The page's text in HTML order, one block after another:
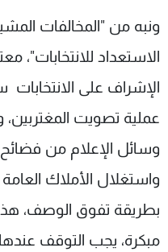
ونبه من "المخالفات
الاستعداد للانتخابات"،
الإشراف على الانتخابات
عملية تصويت
وسائل الإعلام من
واستغلال الأملاك
بطريقة تفوق الوصف،
مبكرة، يجب التوقف عندها